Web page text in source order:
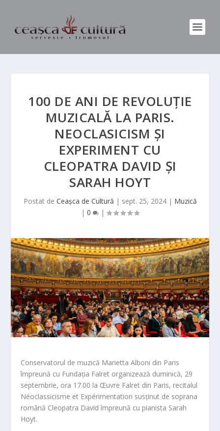
100 DE ANI DE REVOLUȚIE
MUZICALĂ LA PARIS.
NEOCLASICISM ȘI
EXPERIMENT CU
CLEOPATRA DAVID ȘI
SARAH HOYT
Postat de Ceașca de Cultură | sept. 25, 2024| Muzică
| 0 |
Conservatorul de muzică Marietta Alboni din Paris
împreună cu Fundația Falret organizează duminică, 29
septembrie, ora 17.00 la Œuvre Falret din Paris, recitalul
Néoclassicisme et Expérimentation susținut de soprana
română Cleopatra David împreună cu pianista Sarah
Hoyt.